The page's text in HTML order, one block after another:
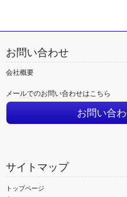
お問い合わせ
会社概要
メールでのお問い合わせはこちら
お問い合
サイトマップ
トップページ